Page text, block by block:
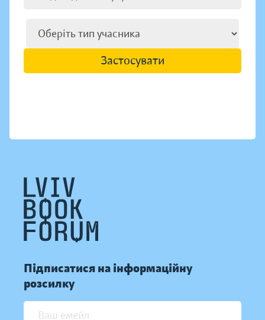
Застосувати
Підписатися на інформаційну
розсилку